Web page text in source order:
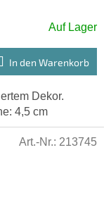
Auf Lager
In den Warenkorb
Dekor.
4,5 cm
Art.-Nr.: 213745